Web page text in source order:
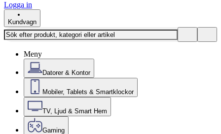
Logga in
Kundvagn
Meny
Datorer & Kontor
Mobiler, Tablets & Smartklockor
TV, Ljud & Smart Hem
Gaming